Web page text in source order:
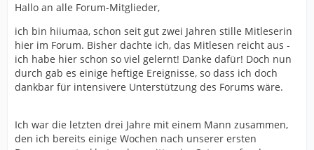
Hallo an alle Forum-Mitglieder,
ich bin hiiumaa, schon seit gut zwei Jahren stille Mitleserin
hier im Forum. Bisher dachte ich, das Mitlesen reicht aus -
ich habe hier schon so viel gelernt! Danke dafür! Doch nun
durch gab es einige heftige Ereignisse, so dass ich doch
dankbar für intensivere Unterstützung des Forums wäre.
Ich war die letzten drei Jahre mit einem Mann zusammen,
den ich bereits einige Wochen nach unserer ersten